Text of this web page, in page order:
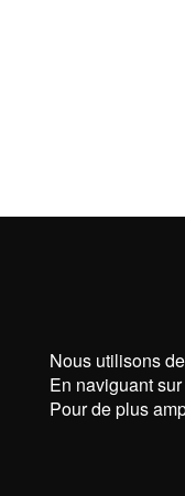
Nous utilisons
En naviguant
Pour de plus